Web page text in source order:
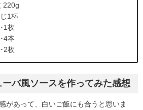
1杯
1枚
4本
2枚
バ風ソースを作ってみた感想
があって、白いご飯にも合うと思いま